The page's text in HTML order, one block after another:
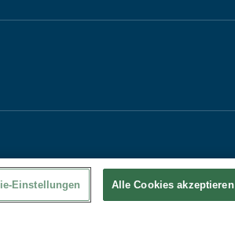
Einstellungen Alle Cookies akzeptieren